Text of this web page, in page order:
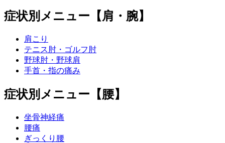
症状別メニュー【肩・腕】
肩こり
テニス肘・ゴルフ肘
野球肘・野球肩
手首・指の痛み
症状別メニュー【腰】
坐骨神経痛
腰痛
ぎっくり腰